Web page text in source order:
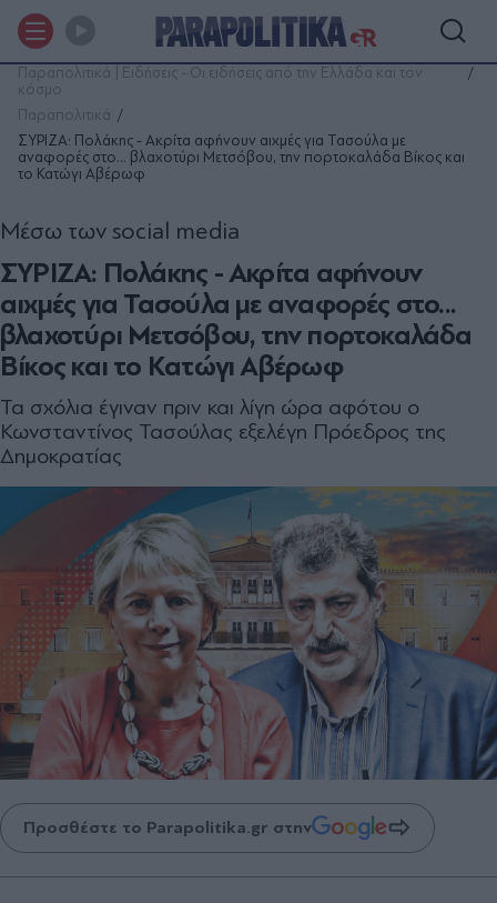
Παραπολιτικά | Ειδήσεις - Οι ειδήσεις από την Ελλάδα και τον
κόσμο
Παραπολιτικά
ΣΥΡΙΖΑ: Πολάκης - Ακρίτα αφήνουν αιχμές για Τασούλα με
αναφορές στο... βλαχοτύρι Μετσόβου, την πορτοκαλάδα Βίκος και
το Κατώγι Αβέρωφ
ΣΥΡΙΖΑ: Πολάκης - Ακρίτα αφήνουν
αιχμές για Τασούλα με αναφορές στο...
βλαχοτύρι Μετσόβου, την πορτοκαλάδα
Βίκος και το Κατώγι Αβέρωφ
Μέσω των social media
Τα σχόλια έγιναν πριν και λίγη ώρα αφότου ο
Κωνσταντίνος Τασούλας εξελέγη Πρόεδρος της
Δημοκρατίας
Προσθέστε το Parapolitika.gr στην